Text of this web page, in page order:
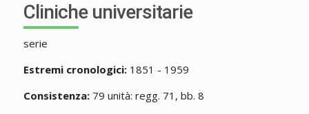
Cliniche universitarie
serie
Estremi cronologici:1851 - 1959
Consistenza:79 unità: regg. 71, bb. 8